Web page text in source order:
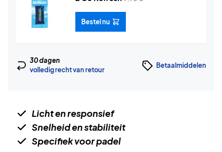
Bestel nu
30 dagen
volledig recht van retour
Betaalmiddelen
Licht en responsief
Snelheid en stabiliteit
Specifiek voor padel